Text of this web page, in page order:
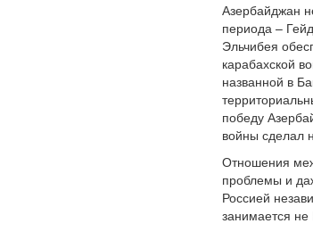
Азербайджан
периода –
Эльчибея
карабахской
названной в
победу
войны сделал
Отношения
проблемы и
Россией
занимается